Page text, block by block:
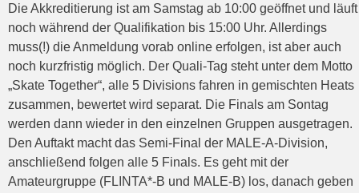
Die Akkreditierung ist am Samstag ab 10:00 geöffnet und läuft
noch während der Qualifikation bis 15:00 Uhr. Allerdings
muss(!) die Anmeldung vorab online erfolgen, ist aber auch
noch kurzfristig möglich. Der Quali-Tag steht unter dem Motto
„Skate Together“, alle 5 Divisions fahren in gemischten Heats
zusammen, bewertet wird separat. Die Finals am Sontag
werden dann wieder in den einzelnen Gruppen ausgetragen.
Den Auftakt macht das Semi-Final der MALE-A-Division,
anschließend folgen alle 5 Finals. Es geht mit der
Amateurgruppe (FLINTA*-B und MALE-B) los, danach geben